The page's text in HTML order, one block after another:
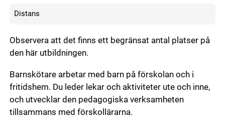
Distans
Observera att det finns ett begränsat antal platser på
den här utbildningen.
Barnskötare arbetar med barn på förskolan och i
fritidshem. Du leder lekar och aktiviteter ute och inne,
och utvecklar den pedagogiska verksamheten
tillsammans med förskollärarna.